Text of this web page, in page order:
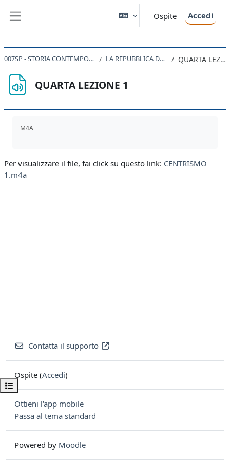
Ospite Accedi
Apri indice del corso
007SP - STORIA CONTEMPORANEA 2019 LA REPUBBLICA DEI PARTITI QUARTA LEZIONE 1
QUARTA LEZIONE 1
M4A
Per visualizzare il file, fai click su questo link: CENTRISMO
1.m4a
Contatta il supporto
Ospite (Accedi)
Ottieni l'app mobile
Passa al tema standard
Powered by Moodle